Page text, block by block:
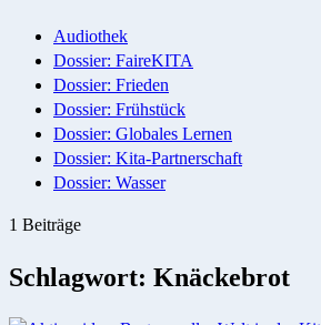
Audiothek
Dossier: FaireKITA
Dossier: Frieden
Dossier: Frühstück
Dossier: Globales Lernen
Dossier: Kita-Partnerschaft
Dossier: Wasser
1 Beiträge
Schlagwort: Knäckebrot